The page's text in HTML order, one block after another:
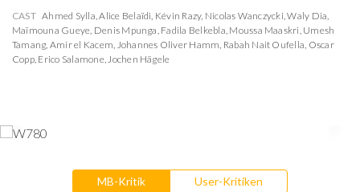
CAST Ahmed Sylla,Alice Belaïdi, Kévin Razy, Nicolas Wanczycki,Waly Dia,
Maïmouna Gueye, Denis Mpunga, Fadila Belkebla, Moussa Maaskri, Umesh
Tamang, Amir el Kacem, Johannes Oliver Hamm, Rabah Nait Oufella, Oscar
Copp, Erico Salamone,Jochen Hägele
MB-Kritik User-Kritiken